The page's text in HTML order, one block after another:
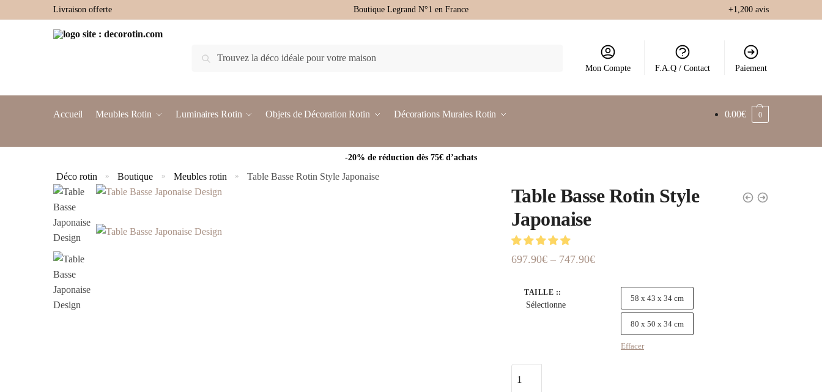
Livraison offerte Boutique Legrand N°1 en France +1,200 avis
Recherche
Mon Compte F.A.Q / Contact Paiement
Accueil Meubles Rotin Luminaires Rotin Objets de Décoration Rotin Décorations Murales Rotin 0.00€ 0
-20% de réduction dès 75€ d’achats
Déco rotin » Boutique » Meubles rotin » Table Basse Rotin Style Japonaise
Table Basse Rotin Style
Japonaise
697.90€– 747.90€
TAILLE ::
Sélectionne
58 x 43 x 34 cm
80 x 50 x 34 cm
Effacer